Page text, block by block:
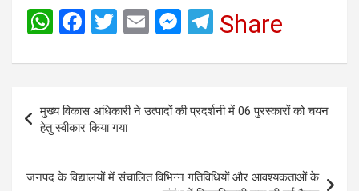
W
at
s
A
p
p
F
ce
o
o
k
T
tt
er
E
ail
M
se
n
g
er
T
e
gr
a
m
Share
navigation
मुख्य विकास अधिकारी ने उत्पादों की प्रदर्शनी में 06 पुरस्कारों को चयन
हेतु स्वीकार किया गया
जनपद के विद्यालयों में संचालित विभिन्न गतिविधियों और आवश्यकताओं के